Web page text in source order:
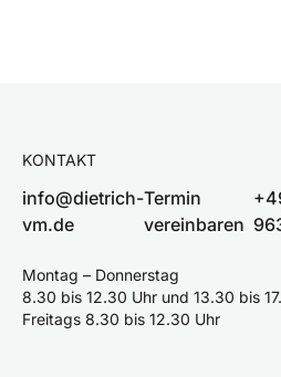
KONTAKT
info@dietrich-
vm.de
Termin
vereinbaren
Montag – Donnerstag
8.30 bis 12.30 Uhr und 13.30 bis
Freitags 8.30 bis 12.30 Uhr